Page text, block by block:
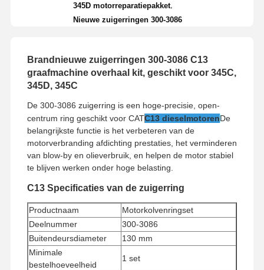
345D motorreparatiepakket
Nieuwe zuigerringen 300-3086
Brandnieuwe zuigerringen 300-3086 C13
graafmachine overhaal kit, geschikt voor 345C,
345D, 345C
De 300-3086 zuigerring is een hoge-precisie, open-
centrum ring geschikt voor CATC13 dieselmotorenDe
belangrijkste functie is het verbeteren van de
motorverbranding afdichting prestaties, het verminderen
van blow-by en olieverbruik, en helpen de motor stabiel
te blijven werken onder hoge belasting.
C13 Specificaties van de zuigerring
Productnaam
Motorkolvenringset
Deelnummer
300-3086
Buitendeursdiameter
130 mm
Minimale
bestelhoeveelheid
1 set